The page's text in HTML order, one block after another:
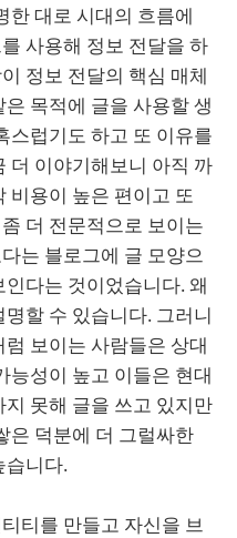
한 대로 시대의 흐름에
사용해 정보 전달을 하
정보 전달의 핵심 매체
목적에 글을 사용할 생
스럽기도 하고 또 이유를
더 이야기해보니 아직 까
비용이 높은 편이고 또
더 전문적으로 보이는
는 블로그에 글 모양으
다는 것이었습니다. 왜
할 수 있습니다. 그러니
보이는 사람들은 상대
능성이 높고 이들은 현대
못해 글을 쓰고 있지만
은 덕분에 더 그럴싸한
습니다.
티를 만들고 자신을 브